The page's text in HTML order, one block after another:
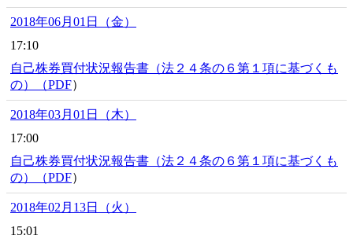
2018年06月01日（金）
17:10
自己株券買付状況報告書（法２４条の６第１項に基づくも
の）（PDF）
2018年03月01日（木）
17:00
自己株券買付状況報告書（法２４条の６第１項に基づくも
の）（PDF）
2018年02月13日（火）
15:01